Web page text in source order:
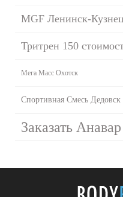
MGF Ленинск-
Тритрен 150
Мега Масс Охотск
Спортивная Смесь Дедовск
Заказать